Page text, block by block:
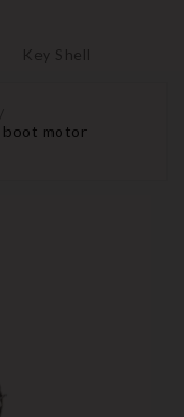
Key Shell
boot motor